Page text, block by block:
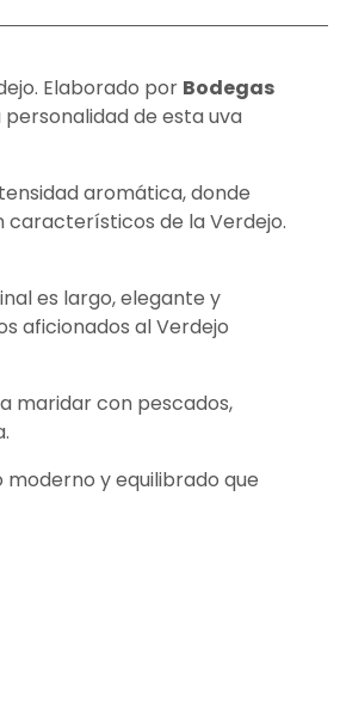
Elaborado por Bodegas
de esta uva
aromática, donde
característicos de la Verdejo.
es largo, elegante y
aficionados al Verdejo
maridar con pescados,
moderno y equilibrado que